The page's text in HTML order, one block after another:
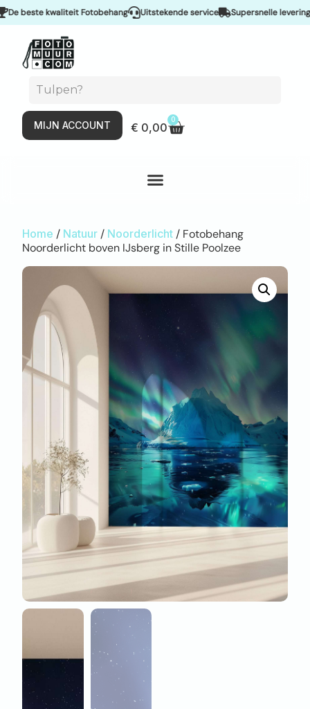
kwaliteit Fotobehang Uitstekende service Supersnelle levering &
MIJN ACCOUNT € 0,00
0
Home / Natuur / Noorderlicht / Fotobehang
Noorderlicht boven IJsberg in Stille Poolzee